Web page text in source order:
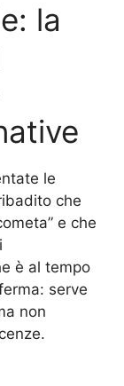
la
le
che
e che
è al tempo
serve
non